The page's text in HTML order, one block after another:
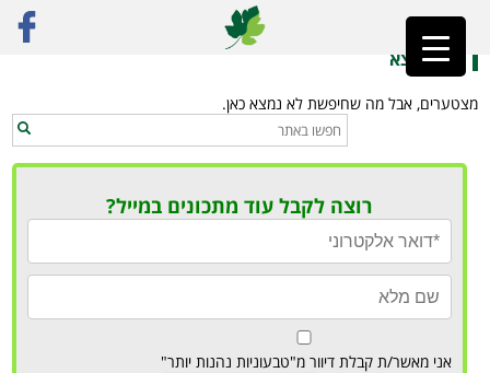
ראשי»סטייק טבעוני
לא נמצא
מצטערים, אבל מה שחיפשת לא נמצא כאן.
רוצה לקבל עוד מתכונים במייל?
אני מאשר/ת קבלת דיוור מ"טבעוניות נהנות יותר"